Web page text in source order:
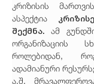
კრიზისის
ასპექტია
შექმნა. ამ
ორგანიზაციის
როლებიდან,
ადამიანური
ა.შ.